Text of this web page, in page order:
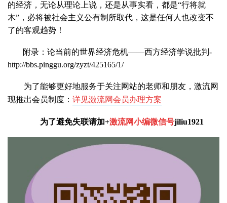
的经济，无论从理论上说，还是从事实看，都是“行将就
木”，必将被社会主义公有制所取代，这是任何人也改变不
了的客观趋势！
附录：论当前的世界经济危机——西方经济学说批判 -
http://bbs.pinggu.org/zyzt/425165/1/
为了能够更好地服务于关注网站的老师和朋友，激流网
现推出会员制度： 详见激流网会员办理方案
为了避免失联请加+激流网小编微信号jiliu1921